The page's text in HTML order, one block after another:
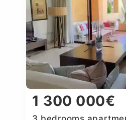
1 300 000€